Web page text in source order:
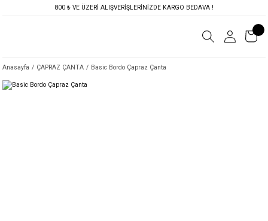
800 ₺ VE ÜZERİ ALIŞVERİŞLERİNİZDE KARGO BEDAVA !
Anasayfa ÇAPRAZ ÇANTA Basic Bordo Çapraz Çanta